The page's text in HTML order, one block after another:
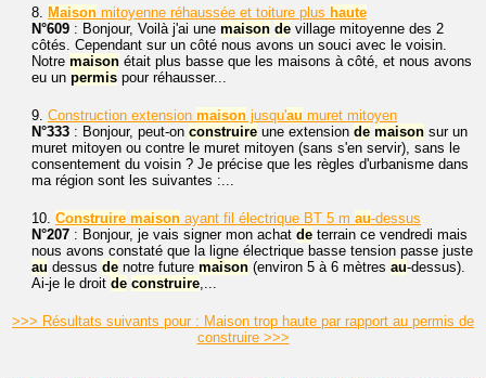
8. Maison mitoyenne réhaussée et toiture plus haute
N°609 : Bonjour, Voilà j'ai une maison de village mitoyenne des 2
côtés. Cependant sur un côté nous avons un souci avec le voisin.
Notre maison était plus basse que les maisons à côté, et nous avons
eu un permis pour réhausser...
9. Construction extension maison jusqu'au muret mitoyen
N°333 : Bonjour, peut-on construire une extension de maison sur un
muret mitoyen ou contre le muret mitoyen (sans s'en servir), sans le
consentement du voisin ? Je précise que les règles d'urbanisme dans
ma région sont les suivantes :...
10. Construire maison ayant fil électrique BT 5 m au-dessus
N°207 : Bonjour, je vais signer mon achat de terrain ce vendredi mais
nous avons constaté que la ligne électrique basse tension passe juste
au dessus de notre future maison (environ 5 à 6 mètres au-dessus).
Ai-je le droit de construire,...
>>> Résultats suivants pour : Maison trop haute par rapport au permis de
construire >>>